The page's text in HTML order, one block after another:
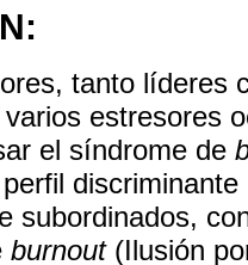
tanto líderes
estresores
el síndrome de
subordinados,
burnout(Ilusión